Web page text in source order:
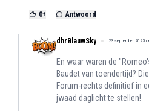
0+ Antwoord
dhrBlauwSky 23 september 2025
En waar waren de
Baudet van toendertijd?
Forum-rechts definitief in
jwaad daglicht te stellen!